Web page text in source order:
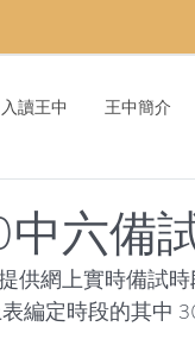
入讀王中 王中簡介
中六備
供網上實時備試
編定時段的其中